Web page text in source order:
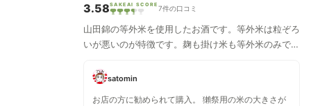
3.58SAKEAI SCORE 7件の口コミ
山田錦の等外米を使用したお酒です。等外米は粒ぞろ
いが悪いのが特徴です。麹も掛け米も等外米のみで
satomin
お店の方に勧められて購入。 獺祭用の米の大きさが